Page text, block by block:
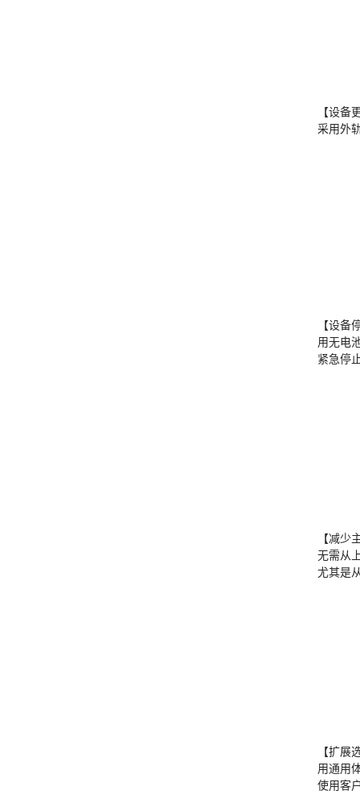
【设备
采用外
【设备
用无电
紧急停
【减少
无需从
尤其是
【扩展
用通用
使用客